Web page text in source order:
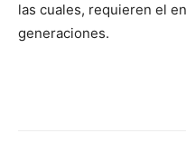
las cuales, requieren el
generaciones.